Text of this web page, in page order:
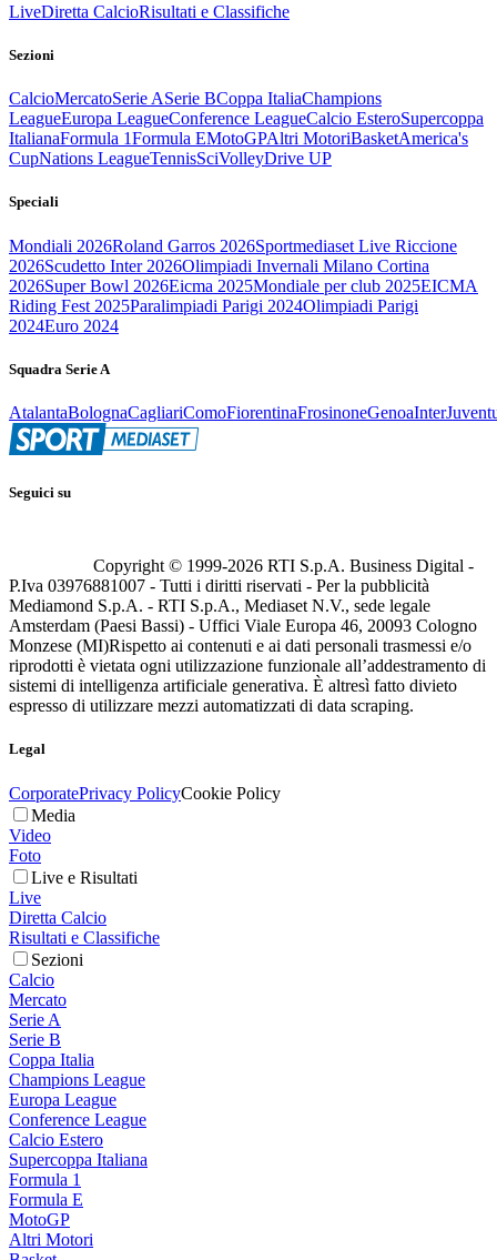
LiveDiretta CalcioRisultati e Classifiche
Sezioni
CalcioMercatoSerie ASerie BCoppa ItaliaChampions
LeagueEuropa LeagueConference LeagueCalcio EsteroSupercoppa
ItalianaFormula 1Formula EMotoGPAltri MotoriBasketAmerica's
CupNations LeagueTennisSciVolleyDrive UP
Speciali
Mondiali 2026Roland Garros 2026Sportmediaset Live Riccione
2026Scudetto Inter 2026Olimpiadi Invernali Milano Cortina
2026Super Bowl 2026Eicma 2025Mondiale per club 2025EICMA
Riding Fest 2025Paralimpiadi Parigi 2024Olimpiadi Parigi
2024Euro 2024
Squadra Serie A
AtalantaBolognaCagliariComoFiorentinaFrosinoneGenoaInter
Seguici su
Copyright © 1999-2026 RTI S.p.A. Business Digital -
P.Iva 03976881007 - Tutti i diritti riservati - Per la pubblicità
Mediamond S.p.A. - RTI S.p.A., Mediaset N.V., sede legale
Amsterdam (Paesi Bassi) - Uffici Viale Europa 46, 20093 Cologno
Monzese (MI)Rispetto ai contenuti e ai dati personali trasmessi e/o
riprodotti è vietata ogni utilizzazione funzionale all’addestramento di
sistemi di intelligenza artificiale generativa. È altresì fatto divieto
espresso di utilizzare mezzi automatizzati di data scraping.
Legal
CorporatePrivacy PolicyCookie Policy
Media
Video
Foto
Live e Risultati
Live
Diretta Calcio
Risultati e Classifiche
Sezioni
Calcio
Mercato
Serie A
Serie B
Coppa Italia
Champions League
Europa League
Conference League
Calcio Estero
Supercoppa Italiana
Formula 1
Formula E
MotoGP
Altri Motori